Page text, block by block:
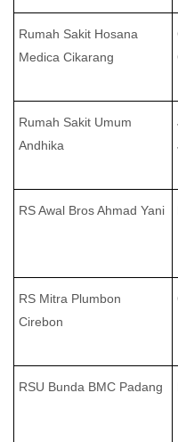
Rumah Sakit Hosana
Medica Cikarang
Rumah Sakit Umum
Andhika
RS Awal Bros Ahmad Yani
RS Mitra Plumbon
Cirebon
RSU Bunda BMC Padang